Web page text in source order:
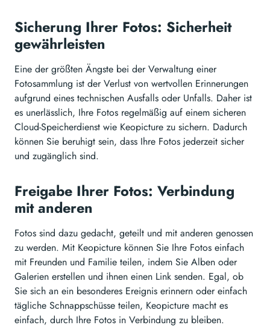
Sicherung Ihrer Fotos: Sicherheit
gewährleisten
Eine der größten Ängste bei der Verwaltung einer
Fotosammlung ist der Verlust von wertvollen Erinnerungen
aufgrund eines technischen Ausfalls oder Unfalls. Daher ist
es unerlässlich, Ihre Fotos regelmäßig auf einem sicheren
Cloud-Speicherdienst wie Keopicture zu sichern. Dadurch
können Sie beruhigt sein, dass Ihre Fotos jederzeit sicher
und zugänglich sind.
Freigabe Ihrer Fotos: Verbindung
mit anderen
Fotos sind dazu gedacht, geteilt und mit anderen genossen
zu werden. Mit Keopicture können Sie Ihre Fotos einfach
mit Freunden und Familie teilen, indem Sie Alben oder
Galerien erstellen und ihnen einen Link senden. Egal, ob
Sie sich an ein besonderes Ereignis erinnern oder einfach
tägliche Schnappschüsse teilen, Keopicture macht es
einfach, durch Ihre Fotos in Verbindung zu bleiben.